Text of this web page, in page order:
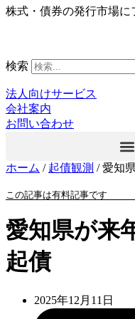
コ
ツ
に
ス
キ
ッ
株式・債券の発行市場に
検索
法人向けサービス
会社案内
お問い合わせ
ホーム / 起債観測 /愛知
この記事は有料記事です
愛知県が来
起債
2025年12月11日